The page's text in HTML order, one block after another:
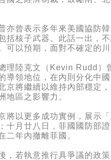
曾表示多年來美國協防韓
括核子武器。此話一出，
可以預期，面對不確定的
陸克文（Kevin Rudd）曾
導領地位，在內則分化中
京將繼續以維持內部穩定
地區之影響力。
以更多成功實例，展示「
十月廿八日，菲國國防部
二年內撤離菲國。
若執意推行具爭議的政策